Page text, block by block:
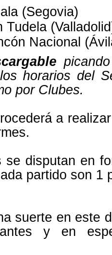
(Segovia)
Tudela
Nacional
horarios del
por Clubes.
a
se disputan en
partido son 1
suerte en este
y en